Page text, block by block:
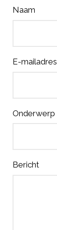
Naam
E-mailadres
Onderwerp
Bericht